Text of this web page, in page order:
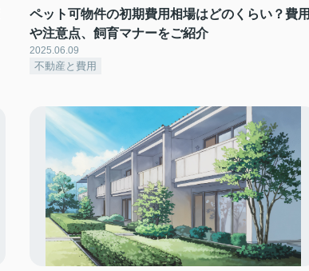
ペット可物件の初期費用相場はどのくらい？費用
や注意点、飼育マナーをご紹介
2025.06.09
不動産と費用